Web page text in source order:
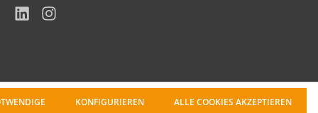
KONFIGURIEREN ALLE COOKIES AKZEPTIEREN